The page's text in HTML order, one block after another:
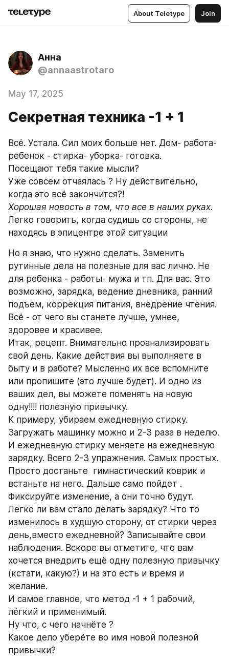
About Teletype Join
Анна
@annaastrotaro
May 17, 2025
Секретная техника -1 + 1
Всё. Устала. Сил моих больше нет. Дом- работа-
ребенок - стирка- уборка- готовка.
Посещают тебя такие мысли?
Уже совсем отчаялась ? Ну действительно,
когда это всё закончится?!
Хорошая новость в том, что все в наших руках.
Легко говорить, когда судишь со стороны, не
находясь в эпицентре этой ситуации
Но я знаю, что нужно сделать. Заменить
рутинные дела на полезные для вас лично. Не
для ребенка - работы- мужа и тп. Для вас. Это
возможно, зарядка, ведение дневника, ранний
подъем, коррекция питания, внедрение чтения.
Всё - от чего вы станете лучше, умнее,
здоровее и красивее.
Итак, рецепт. Внимательно проанализировать
свой день. Какие действия вы выполняете в
быту и в работе? Мысленно их все вспомните
или пропишите (это лучше будет). И одно из
ваших дел, вы можете поменять на новую
одну!!!! полезную привычку.
К примеру, убираем ежедневную стирку.
Загружать машинку можно и 2-3 раза в неделю.
И ежедневную стирку меняете на ежедневную
зарядку. Всего 2-3 упражнения. Самых простых.
Просто достаньте  гимнастический коврик и
встаньте на него. Дальше само пойдет .
Фиксируйте изменение, а они точно будут.
Легко ли вам стало делать зарядку? Что то
изменилось в худшую сторону, от стирки через
день,вместо ежедневной? Записывайте свои
наблюдения. Вскоре вы отметите, что вам
хочется внедрить ещё одну полезную привычку
(кстати, какую?) и на это есть и время и
желание.
И самое главное, что метод -1 + 1 рабочий,
лёгкий и применимый.
Ну что, с чего начнёте ?
Какое дело уберёте во имя новой полезной
привычки?